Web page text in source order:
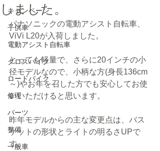
キャンペーン
子供車
電動アシスト自転車
クロスバイク
ロードバイク
修理
パーツ
整備
一般車
しました。
パナソニックの電動アシスト自転車、
ViVi L20が入荷しました。
とっても軽量で、さらに20インチの小
径モデルなので、小柄な方(身長136cm
～)やお年を召した方でも安心してお使
いいただけると思います。
昨年モデルからの主な変更点は、バス
ケットの形状とライトの明るさUPで
す。